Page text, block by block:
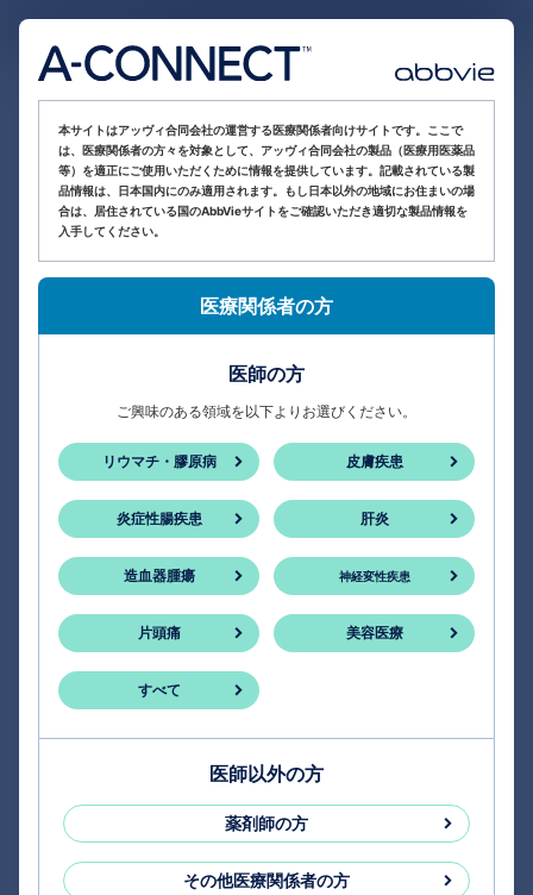
本サイトはアッヴィ合同会社の運営する医療関係者向けサイトです。ここで
は、医療関係者の方々を対象として、アッヴィ合同会社の製品（医療用医薬品
等）を適正にご使用いただくために情報を提供しています。記載されている製
品情報は、日本国内にのみ適用されます。もし日本以外の地域にお住まいの場
合は、居住されている国のAbbVieサイトをご確認いただき適切な製品情報を
入手してください。
医療関係者の方
医師の方
ご興味のある領域を以下よりお選びください。
リウマチ・膠原病 皮膚疾患
炎症性腸疾患 肝炎
造血器腫瘍 神経変性疾患
片頭痛 美容医療
すべて
医師以外の方
薬剤師の方
その他医療関係者の方